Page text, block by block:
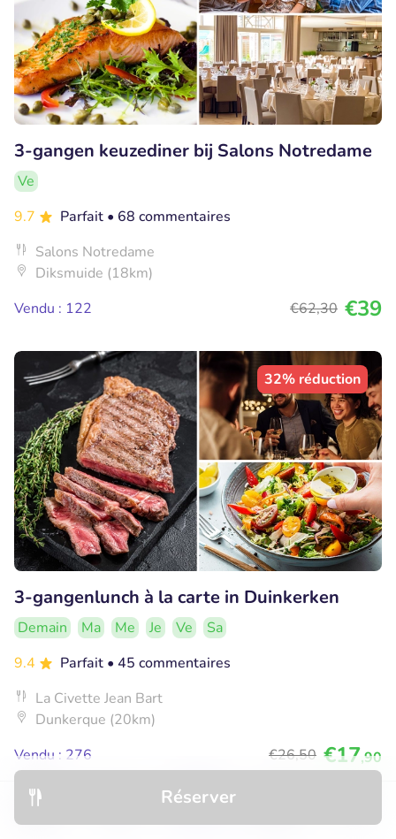
Réserver
3-gangen keuzediner bij Salons Notredame
Ve
9.7
Parfait • 68 commentaires
Salons Notredame
Diksmuide (18km)
Vendu : 122
€62,30 €39
32% réduction
3-gangenlunch à la carte in Duinkerken
Demain Ma Me Je Ve
Sa
9.4
Parfait • 45 commentaires
La Civette Jean Bart
Dunkerque (20km)
Vendu : 276
€26,50 €17,90
50% réduction